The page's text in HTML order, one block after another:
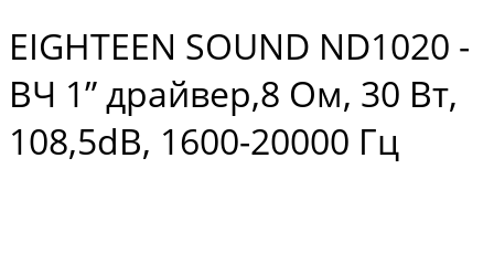
EIGHTEEN SOUND ND1020 -
ВЧ 1” драйвер,8 Ом, 30 Вт,
108,5dB, 1600-20000 Гц